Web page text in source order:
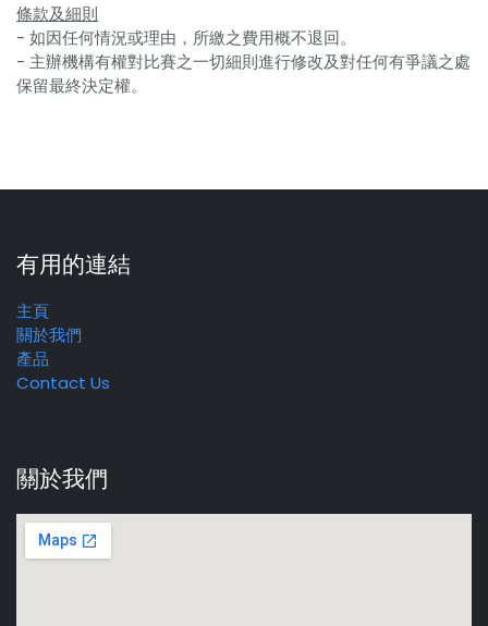
條款及細則
- 如因任何情況或理由，所繳之費用概不退回。
- 主辦機構有權對比賽之一切細則進行修改及對任何有爭議之處
保留最終決定權。
有用的連結
主頁
關於我們
產品
Contact Us
關於我們